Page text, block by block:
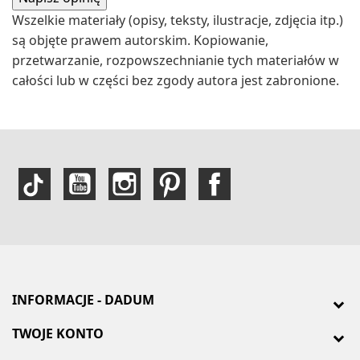
Wszelkie materiały (opisy, teksty, ilustracje, zdjęcia itp.)
są objęte prawem autorskim. Kopiowanie,
przetwarzanie, rozpowszechnianie tych materiałów w
całości lub w części bez zgody autora jest zabronione.
INFORMACJE - DADUM
TWOJE KONTO